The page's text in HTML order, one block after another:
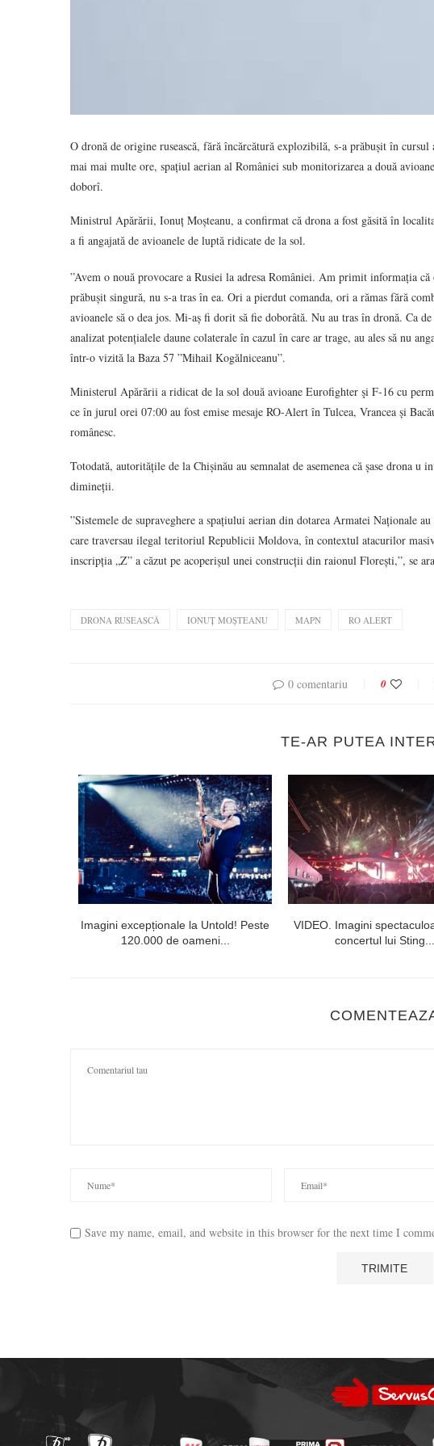
O dronă de origine rusească, fără încărcătură explozibilă, s-a prăbușit în
mai mai multe ore, spațiul aerian al României sub monitorizarea a două
doborî.
Ministrul Apărării, Ionuț Moșteanu, a confirmat că drona a fost găsită în
a fi angajată de avioanele de luptă ridicate de la sol.
”Avem o nouă provocare a Rusiei la adresa României. Am primit informația
prăbușit singură, nu s-a tras în ea. Ori a pierdut comanda, ori a rămas fără
avioanele să o dea jos. Mi-aș fi dorit să fie doborâtă. Nu au tras în dronă. Ca
analizat potențialele daune colaterale în cazul în care ar trage, au ales să nu
într-o vizită la Baza 57 ”Mihail Kogălniceanu”.
Ministerul Apărării a ridicat de la sol două avioane Eurofighter şi F-16 cu
ce în jurul orei 07:00 au fost emise mesaje RO-Alert în Tulcea, Vrancea și
românesc.
Totodată, autoritățile de la Chișinău au semnalat de asemenea că șase drona
dimineții.
”Sistemele de supraveghere a spațiului aerian din dotarea Armatei Naționale
care traversau ilegal teritoriul Republicii Moldova, în contextul atacurilor
inscripția „Z” a căzut pe acoperișul unei construcții din raionul Florești,”, se
DRONA RUSEASCĂ IONUȚ MOȘTEANU MAPN RO ALERT
0 comentariu 0
TE-AR PUTEA
Imagini excepționale la Untold! Peste
120.000 de oameni...
VIDEO. Imagini
concertul lui Sting...
Save my name, email, and website in this browser for the next time I